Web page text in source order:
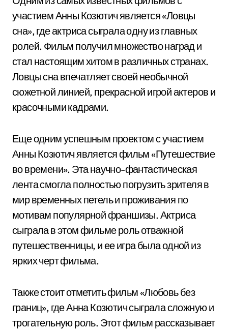
участием Анны Козютич является «Ловцы
сна», где актриса сыграла одну из главных
ролей. Фильм получил множество наград и
стал настоящим хитом в различных странах.
Ловцы сна впечатляет своей необычной
сюжетной линией, прекрасной игрой актеров и
красочными кадрами.
Еще одним успешным проектом с участием
Анны Козютич является фильм «Путешествие
во времени». Эта научно-фантастическая
лента смогла полностью погрузить зрителя в
мир временных петель и проживания по
мотивам популярной франшизы. Актриса
сыграла в этом фильме роль отважной
путешественницы, и ее игра была одной из
ярких черт фильма.
Также стоит отметить фильм «Любовь без
границ», где Анна Козютич сыграла сложную и
трогательную роль. Этот фильм рассказывает